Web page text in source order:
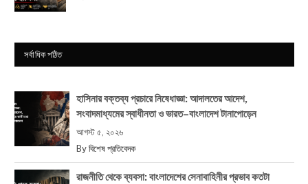
সর্বাধিক পঠিত
হাসিনার বক্তব্য প্রচারে নিষেধাজ্ঞা: আদালতের আদেশ,
সংবাদমাধ্যমের স্বাধীনতা ও ভারত–বাংলাদেশ টানাপোড়েন
আগস্ট ৫, ২০২৬
By বিশেষ প্রতিবেদক
রাজনীতি থেকে ব্যবসা: বাংলাদেশের সেনাবাহিনীর প্রভাব কতটা